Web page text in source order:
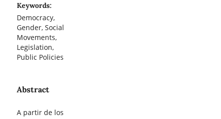
Keywords:
Democracy,
Gender, Social
Movements,
Legislation,
Public Policies
Abstract
A partir de los